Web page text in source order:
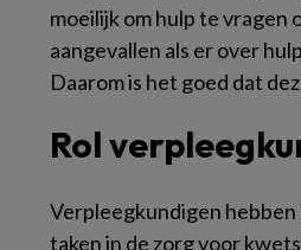
moeilijk om hulp te vragen
aangevallen als er over
Daarom is het goed dat
Rol
Verpleegkundigen
taken in de zorg voor